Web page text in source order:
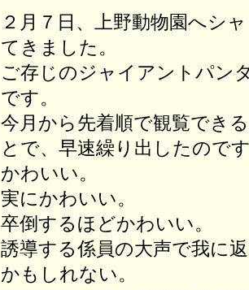
２月７日、上野動物園へシ
てきました。
ご存じのジャイアントパン
です。
今月から先着順で観覧でき
とで、早速繰り出したので
かわいい。
実にかわいい。
卒倒するほどかわいい。
誘導する係員の大声で我に
かもしれない。